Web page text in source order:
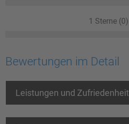
1 Sterne (0)
Bewertungen im Detail
Leistungen und Zufriedenheit